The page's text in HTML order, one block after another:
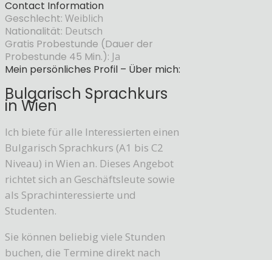
Contact Information
Geschlecht: Weiblich
Nationalität: Deutsch
Gratis Probestunde (Dauer der
Probestunde 45 Min.): Ja
Mein persönliches Profil – Über mich:
Bulgarisch Sprachkurs
in Wien
Ich biete für alle Interessierten einen
Bulgarisch Sprachkurs (A1 bis C2
Niveau) in Wien an. Dieses Angebot
richtet sich an Geschäftsleute sowie
als Sprachinteressierte und
Studenten.
Sie können beliebig viele Stunden
buchen, die Termine direkt nach